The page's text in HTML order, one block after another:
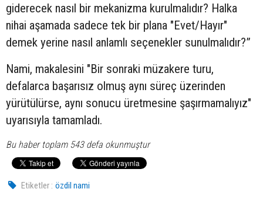
giderecek nasıl bir mekanizma kurulmalıdır? Halka
nihai aşamada sadece tek bir plana "Evet/Hayır"
demek yerine nasıl anlamlı seçenekler sunulmalıdır?”
Nami, makalesini "Bir sonraki müzakere turu,
defalarca başarısız olmuş aynı süreç üzerinden
yürütülürse, aynı sonucu üretmesine şaşırmamalıyız"
uyarısıyla tamamladı.
Bu haber toplam 543 defa okunmuştur
Etiketler : özdil nami